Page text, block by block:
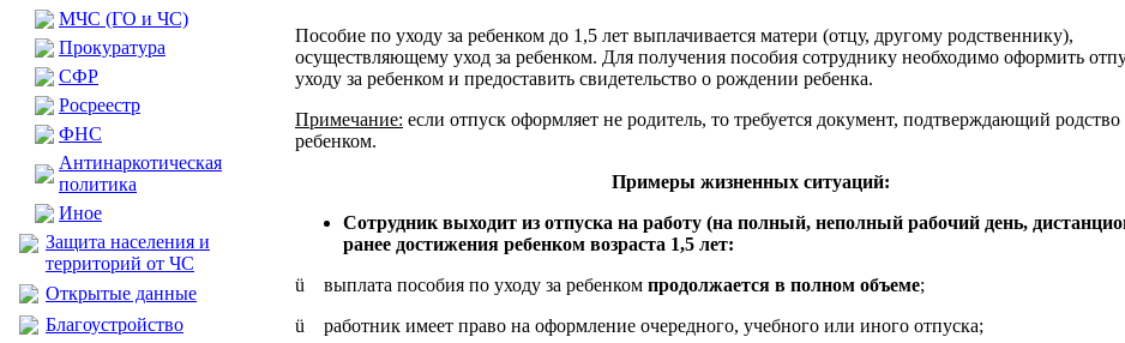
МЧС (ГО и ЧС)
Прокуратура
CФР
Росреестр
ФНС
Антинаркотическая
политика
Иное
Защита населения и
территорий от ЧС
Открытые данные
Благоустройство
Пособие по уходу за ребенком до 1,5 лет выплачивается матери (отцу, другому родственнику),
осуществляющему уход за ребенком. Для получения пособия сотруднику необходимо оформить
уходу за ребенком и предоставить свидетельство о рождении ребенка.
Примечание: если отпуск оформляет не родитель, то требуется документ, подтверждающий родство
ребенком.
Примеры жизненных ситуаций:
Сотрудник выходит из отпуска на работу (на полный, неполный рабочий день,
ранее достижения ребенком возраста 1,5 лет:
ü выплата пособия по уходу за ребенком продолжается в полном объеме;
ü работник имеет право на оформление очередного, учебного или иного отпуска;